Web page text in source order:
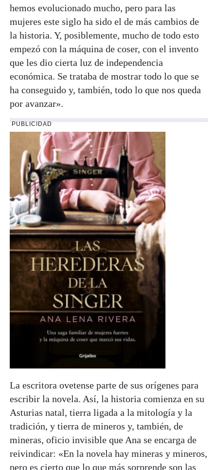
hemos evolucionado mucho, pero para las
mujeres este siglo ha sido el de más cambios de
la historia. Y, posiblemente, mucho de todo esto
empezó con la máquina de coser, con el invento
que les dio cierta luz de independencia
económica. Se trataba de mostrar todo lo que se
ha conseguido y, también, todo lo que nos queda
por avanzar».
PUBLICIDAD
La escritora ovetense parte de sus orígenes para
escribir la novela. Así, la historia comienza en su
Asturias natal, tierra ligada a la mitología y la
tradición, y tierra de mineros y, también, de
mineras, oficio invisible que Ana se encarga de
reivindicar: «En la novela hay mineras y mineros,
pero es cierto que lo que más sorprende son las